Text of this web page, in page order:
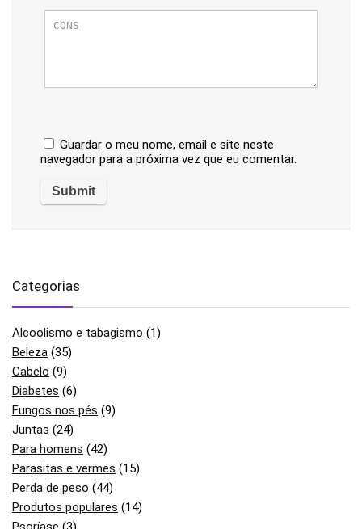
Guardar o meu nome, email e site neste
navegador para a próxima vez que eu comentar.
Categorias
Alcoolismo e tabagismo (1)
Beleza (35)
Cabelo (9)
Diabetes (6)
Fungos nos pés (9)
Juntas (24)
Para homens (42)
Parasitas e vermes (15)
Perda de peso (44)
Produtos populares (14)